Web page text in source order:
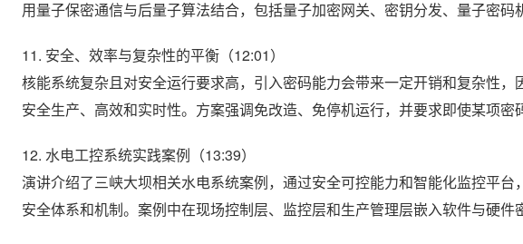
用量子保密通信与后量子算法结合，包括量子加密网关、密钥分发、量子密码
11. 安全、效率与复杂性的平衡（12:01）
核能系统复杂且对安全运行要求高，引入密码能力会带来一定开销和复杂性
安全生产、高效和实时性。方案强调免改造、免停机运行，并要求即使某项密
12. 水电工控系统实践案例（13:39）
演讲介绍了三峡大坝相关水电系统案例，通过安全可控能力和智能化监控平
安全体系和机制。案例中在现场控制层、监控层和生产管理层嵌入软件与硬件